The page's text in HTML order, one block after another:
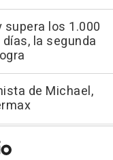
supera los 1.000
la segunda
de Michael,